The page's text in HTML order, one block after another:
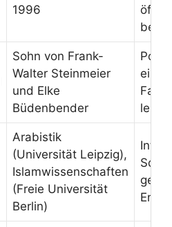
1996
Sohn von Frank-
Walter Steinmeier
und Elke
Büdenbender
leben
Arabistik
(Universität Leipzig),
Islamwissenschaften
(Freie Universität
Berlin)